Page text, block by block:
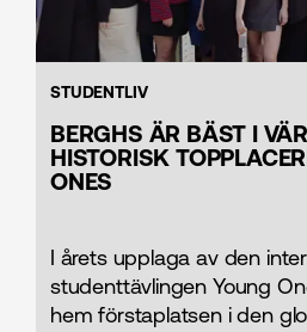
STUDENTLIV
BERGHS ÄR BÄST I
HISTORISK
ONES
I årets upplaga av den
studenttävlingen Young
hem förstaplatsen i den